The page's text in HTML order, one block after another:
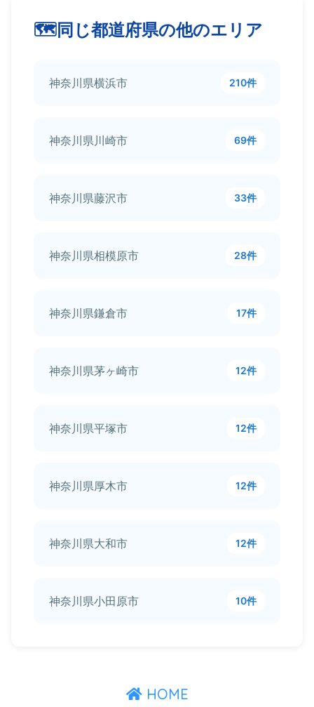
同じ都道府県の他のエリア
神奈川県横浜市 210件
神奈川県川崎市 69件
神奈川県藤沢市 33件
神奈川県相模原市 28件
神奈川県鎌倉市 17件
神奈川県茅ヶ崎市 12件
神奈川県平塚市 12件
神奈川県厚木市 12件
神奈川県大和市 12件
神奈川県小田原市 10件
HOME